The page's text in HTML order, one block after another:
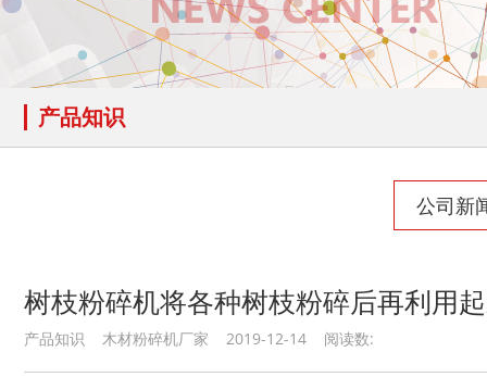
产品知识
公司新
树枝粉碎机将各种树枝粉碎后再利用
产品知识 木材粉碎机厂家 2019-12-14 阅读数: